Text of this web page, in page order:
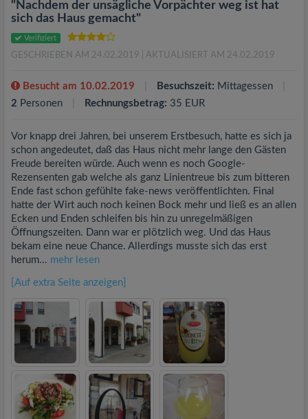
"Nachdem der unsägliche Vorpächter weg ist hat
sich das Haus gemacht"
Verifiziert
GESCHRIEBEN AM 24.02.2019 | AKTUALISIERT AM 24.02.2019
Besucht am 10.02.2019 Besuchszeit: Mittagessen
2 Personen Rechnungsbetrag: 35 EUR
Vor knapp drei Jahren, bei unserem Erstbesuch, hatte es sich ja
schon angedeutet, daß das Haus nicht mehr lange den Gästen
Freude bereiten würde. Auch wenn es noch Google-
Rezensenten gab welche als ganz Linientreue bis zum bitteren
Ende fast schon gefühlte fake-news veröffentlichten. Final
hatte der Wirt auch noch keinen Bock mehr und ließ es an allen
Ecken und Enden schleifen bis hin zu unregelmäßigen
Öffnungszeiten. Dann war er plötzlich weg. Und das Haus
bekam eine neue Chance. Allerdings musste sich das erst
herum... mehr lesen
[Auf extra Seite anzeigen]